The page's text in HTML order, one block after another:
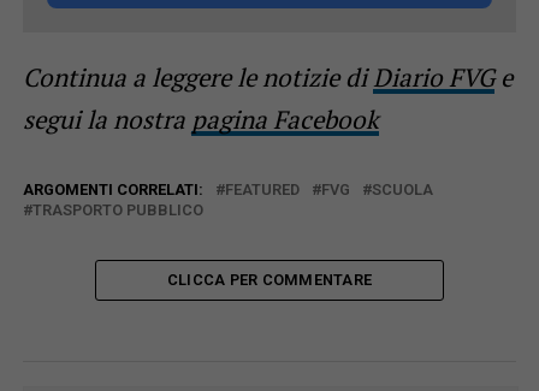
Continua a leggere le notizie diDiario FVGe
segui la nostra pagina Facebook
ARGOMENTI CORRELATI: FEATURED FVG
SCUOLA
TRASPORTO PUBBLICO
CLICCA PER COMMENTARE